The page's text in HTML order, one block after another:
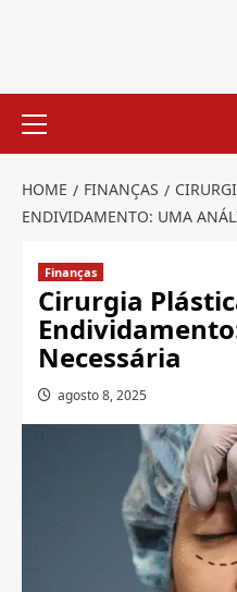
content
Menu
HOME FINANÇAS
ENDIVIDAMENTO: UMA
Finanças
Cirurgia
Necessária
agosto 8, 2025